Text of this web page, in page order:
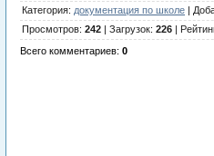
Категория: документация по школе
Просмотров: 242 Загрузок: 226
Всего комментариев: 0